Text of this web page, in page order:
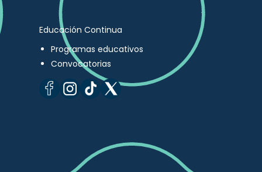
Educación Continua
Programas educativos
Convocatorias